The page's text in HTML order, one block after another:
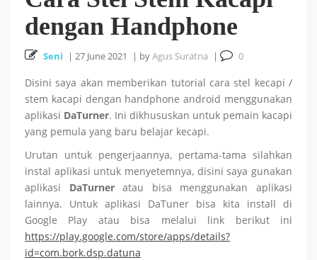
Cara Install HUSTOJ (HUST Online Judge) di Ubuntu
24.04 LTS 26 October 2025
Cara Mencari Jurnal dengan mudah di Publish or Perish
5 October 2025
Tutorial Bahasa R : #5 Visualisasi Data dengan R
September 2025
Tutorial Bahasa R : #4 Fungsi dan Kontrol Aliran di R
dengan Handphone
Seni | 27 June 2021 | byAgus Suratna | 0
Disini saya akan memberikan tutorial cara stel kecapi /
stem kacapi dengan handphone android menggunakan
aplikasi DaTurner. Ini dikhususkan untuk pemain kacapi
yang pemula yang baru belajar kecapi.
Urutan untuk pengerjaannya, pertama-tama silahkan
instal aplikasi untuk menyetemnya, disini saya gunakan
aplikasi DaTurneratau bisa menggunakan aplikasi
lainnya. Untuk aplikasi DaTuner bisa kita install di
Google Play atau bisa melalui link berikut ini
https://play.google.com/store/apps/details?
id=com.bork.dsp.datuna